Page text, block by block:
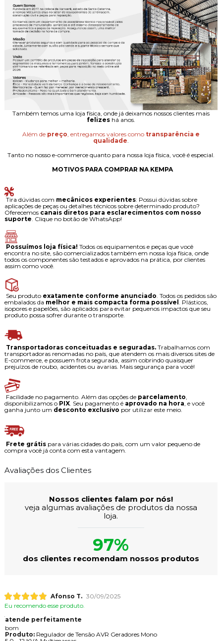
Também temos uma loja física, onde já deixamos nossos clientes mais
felizeshá anos.
Além de preço , entregamos valores como transparência e
qualidade
Tanto no nosso e-commerce quanto para nossa loja física, você é especial.
MOTIVOS PARA COMPRAR NA KEMPA
Tira dúvidas com mecânicos experientes: Possui dúvidas sobre
aplicações de peças ou detalhes técnicos sobre determinado produto?
Oferecemos canais diretos para esclarecimentos com nosso
suporte . Clique no botão de WhatsApp!
Possuímos loja física! Todos os equipamentos e peças que você
encontra no site, são comercializados também em nossa loja física, onde
todos os componentes são testados e aprovados na prática, por clientes
assim como você.
Seu produto exatamente conforme anunciado . Todos os pedidos são
embalados da melhor e mais compacta forma possível . Plásticos,
isopores e papelões, são aplicados para evitar pequenos impactos que seu
produto possa sofrer durante o transporte.
Transportadoras conceituadas e seguradas.Trabalhamos com
transportadoras renomadas no país, que atendem os mais diversos sites de
E-commerce, e possuem frota segurada, assim cobrindo quaisquer
prejuízos de roubo, acidentes ou avarias. Mais segurança para você!
Facilidade no pagamento. Além das opções de parcelamento
disponibilizamos o PIX. Seu pagamento é aprovado na hora , e você
ganha junto um desconto exclusivo por utilizar este meio.
Frete grátispara várias cidades do país, com um valor pequeno de
compra você já conta com esta vantagem.
Avaliações dos Clientes
Nossos clientes falam por nós!
veja algumas avaliações de produtos da nossa
loja.
97%
dos clientes recomendam nossos produtos
Afonso T. 30/09/2025
Eu recomendo esse produto.
atende perfeitamente
bom
Produto:Regulador de Tensão AVR Geradores Mono